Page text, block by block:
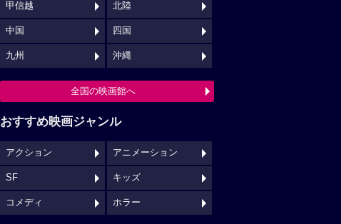
甲信越 北陸
中国 四国
九州 沖縄
全国の映画館へ
おすすめ映画ジャンル
アクション アニメーション
SF キッズ
コメディ ホラー